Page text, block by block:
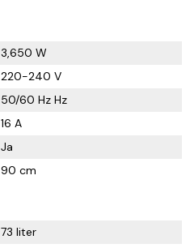
3,650 W
220-240 V
50/60 Hz Hz
16 A
Ja
90 cm
73 liter